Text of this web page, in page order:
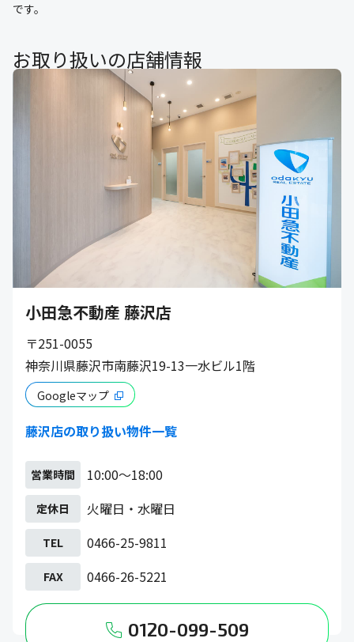
です。
お取り扱いの店舗情報
小田急不動産 藤沢店
〒251-0055
神奈川県藤沢市南藤沢19-13一水ビル1階
Googleマップ
藤沢店の取り扱い物件一覧
営業時間 10:00～18:00
定休日 火曜日・水曜日
TEL 0466-25-9811
FAX 0466-26-5221
0120-099-509